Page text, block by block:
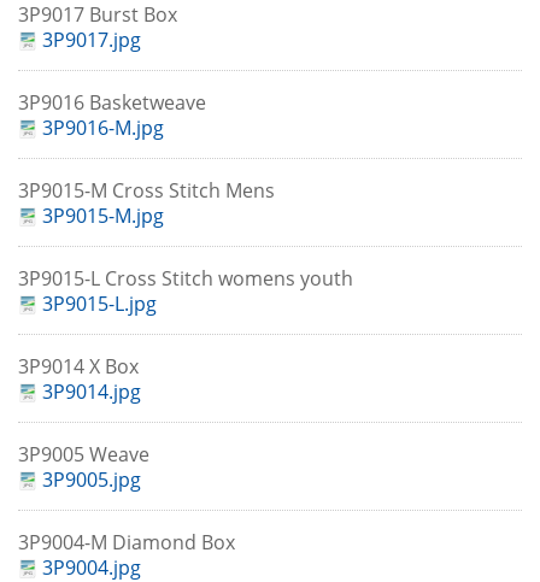
3P9017 Burst Box
3P9017.jpg
3P9016 Basketweave
3P9016-M.jpg
3P9015-M Cross Stitch Mens
3P9015-M.jpg
3P9015-L Cross Stitch womens youth
3P9015-L.jpg
3P9014 X Box
3P9014.jpg
3P9005 Weave
3P9005.jpg
3P9004-M Diamond Box
3P9004.jpg